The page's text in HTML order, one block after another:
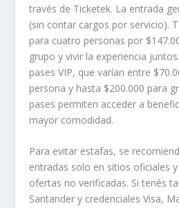
través de Ticketek. La entrada
(sin contar cargos por servicio).
para cuatro personas por
grupo y vivir la experiencia
pases VIP, que varían entre
persona y hasta $200.000 para
pases permiten acceder a
mayor comodidad.
Para evitar estafas, se
entradas solo en sitios oficiales
ofertas no verificadas. Si tenés
Santander y credenciales Visa,